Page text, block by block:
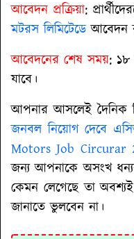
আবেদন প্রক্রিয়া:
মটরস লিমিটেডেআবেদন
আবেদনের শেষ সময়: ১৮
যাবে।
আপনার আসলেই দৈনিক
জনবল নিয়োগ দেবে
Motors Job Circurar
জন্য আপনাকে অসংখ
কেমন লেগেছে তা
জানাতে ভুলবেন না।